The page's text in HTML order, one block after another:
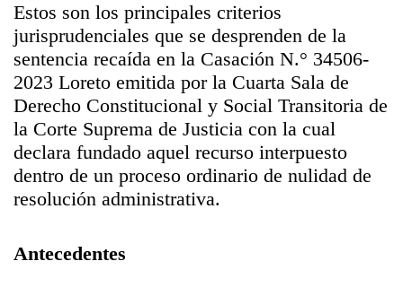
Estos son los principales criterios
jurisprudenciales que se desprenden de la
sentencia recaída en la Casación N.° 34506-
2023 Loreto emitida por la Cuarta Sala de
Derecho Constitucional y Social Transitoria de
la Corte Suprema de Justicia con la cual
declara fundado aquel recurso interpuesto
dentro de un proceso ordinario de nulidad de
resolución administrativa.
Antecedentes